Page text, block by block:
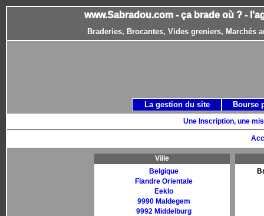
www.Sabradou.com - ça brade où ? -
Braderies, Brocantes, Vides greniers, Marchés
Une Inscription, une
Ville
Belgique
Flandre Orientale
Eeklo
9990 Maldegem
9992 Middelburg
La gestion du site Bourse